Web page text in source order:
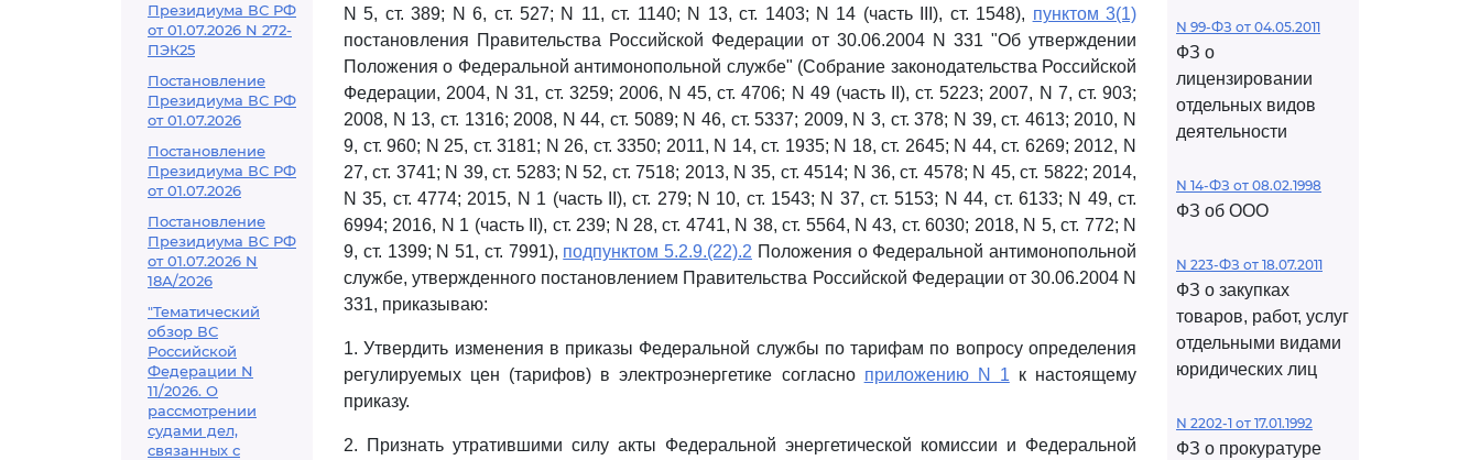
Президиума ВС РФ
от 01.07.2026 N 272-
ПЭК25
Постановление
Президиума ВС РФ
от 01.07.2026
Постановление
Президиума ВС РФ
от 01.07.2026
Постановление
Президиума ВС РФ
от 01.07.2026 N
18А/2026
"Тематический
обзор ВС
Российской
Федерации N
11/2026. О
рассмотрении
судами дел,
связанных с
N 5, ст. 389; N 6, ст. 527; N 11, ст. 1140; N 13, ст. 1403; N 14 (часть III), ст. 1548), пунктом 3(1)
постановления Правительства Российской Федерации от 30.06.2004 N 331 "Об утверждении
Положения о Федеральной антимонопольной службе" (Собрание законодательства Российской
Федерации, 2004, N 31, ст. 3259; 2006, N 45, ст. 4706; N 49 (часть II), ст. 5223; 2007, N 7, ст. 903;
2008, N 13, ст. 1316; 2008, N 44, ст. 5089; N 46, ст. 5337; 2009, N 3, ст. 378; N 39, ст. 4613; 2010, N
9, ст. 960; N 25, ст. 3181; N 26, ст. 3350; 2011, N 14, ст. 1935; N 18, ст. 2645; N 44, ст. 6269; 2012, N
27, ст. 3741; N 39, ст. 5283; N 52, ст. 7518; 2013, N 35, ст. 4514; N 36, ст. 4578; N 45, ст. 5822; 2014,
N 35, ст. 4774; 2015, N 1 (часть II), ст. 279; N 10, ст. 1543; N 37, ст. 5153; N 44, ст. 6133; N 49, ст.
6994; 2016, N 1 (часть II), ст. 239; N 28, ст. 4741, N 38, ст. 5564, N 43, ст. 6030; 2018, N 5, ст. 772; N
9, ст. 1399; N 51, ст. 7991), подпунктом 5.2.9.(22).2 Положения о Федеральной антимонопольной
службе, утвержденного постановлением Правительства Российской Федерации от 30.06.2004 N
331, приказываю:
1. Утвердить изменения в приказы Федеральной службы по тарифам по вопросу определения
регулируемых цен (тарифов) в электроэнергетике согласно приложению N 1 к настоящему
приказу.
2. Признать утратившими силу акты Федеральной энергетической комиссии и Федеральной
N 99-ФЗ от 04.05.2011
ФЗ о
лицензировании
отдельных видов
деятельности
N 14-ФЗ от 08.02.1998
ФЗ об ООО
N 223-ФЗ от 18.07.2011
ФЗ о закупках
товаров, работ, услуг
отдельными видами
юридических лиц
N 2202-1 от 17.01.1992
ФЗ о прокуратуре